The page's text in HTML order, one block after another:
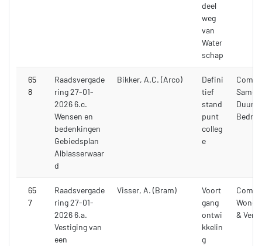
deel
weg
van
Water
schap
65
8
Raadsvergade
ring 27-01-
2026 6.c.
Wensen en
bedenkingen
Gebiedsplan
Alblasserwaar
d
Bikker, A.C. (Arco)
Defini
tief
stand
punt
colleg
e
65
7
Raadsvergade
ring 27-01-
2026 6.a.
Vestiging van
een
Visser, A. (Bram)
Voort
gang
ontwi
kkelin
g
&